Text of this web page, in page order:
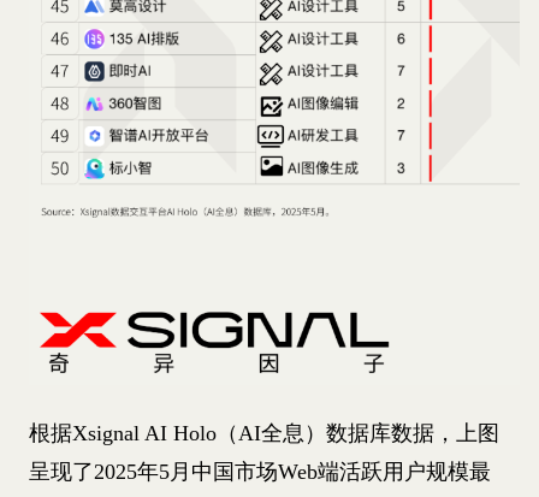
根据Xsignal AI Holo（AI全息）数据库数据，上图
呈现了2025年5月中国市场Web端活跃用户规模最